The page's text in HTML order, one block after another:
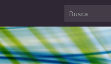
Search for: